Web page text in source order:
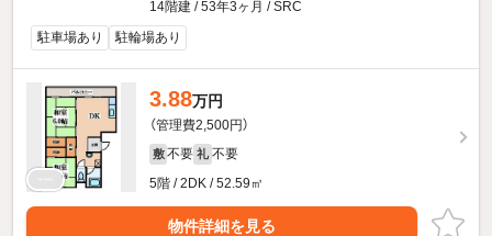
14階建 / 53年3ヶ月 / SRC
駐車場あり
駐輪場あり
3.88万円
（管理費2,500円）
敷 不要 礼 不要
5階 / 2DK / 52.59㎡
物件詳細を見る